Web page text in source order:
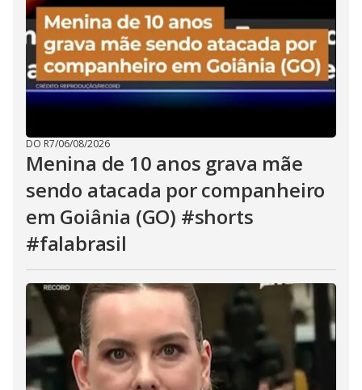
DO R7/06/08/2026
Menina de 10 anos grava mãe
sendo atacada por companheiro
em Goiânia (GO) #shorts
#falabrasil